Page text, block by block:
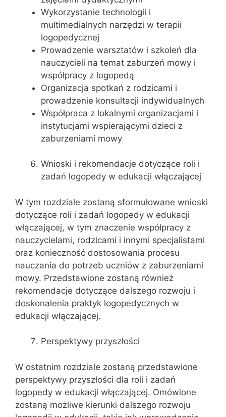
Wykorzystanie technologii i
multimedialnych narzędzi w terapii
logopedycznej
Prowadzenie warsztatów i szkoleń dla
nauczycieli na temat zaburzeń mowy i
współpracy z logopedą
Organizacja spotkań z rodzicami i
prowadzenie konsultacji indywidualnych
Współpraca z lokalnymi organizacjami i
instytucjami wspierającymi dzieci z
zaburzeniami mowy
Wnioski i rekomendacje dotyczące roli i
zadań logopedy w edukacji włączającej
W tym rozdziale zostaną sformułowane wnioski
dotyczące roli i zadań logopedy w edukacji
włączającej, w tym znaczenie współpracy z
nauczycielami, rodzicami i innymi specjalistami
oraz konieczność dostosowania procesu
nauczania do potrzeb uczniów z zaburzeniami
mowy. Przedstawione zostaną również
rekomendacje dotyczące dalszego rozwoju i
doskonalenia praktyk logopedycznych w
edukacji włączającej.
Perspektywy przyszłości
W ostatnim rozdziale zostaną przedstawione
perspektywy przyszłości dla roli i zadań
logopedy w edukacji włączającej. Omówione
zostaną możliwe kierunki dalszego rozwoju